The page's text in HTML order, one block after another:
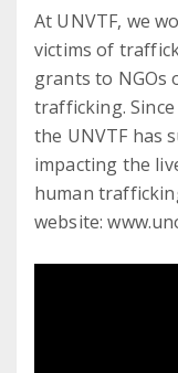
At UNVTF, we
victims of
grants to NGOs
trafficking.
the UNVTF has
impacting the
human
website: